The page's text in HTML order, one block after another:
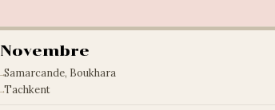
Novembre
Samarcande, Boukhara
Tachkent